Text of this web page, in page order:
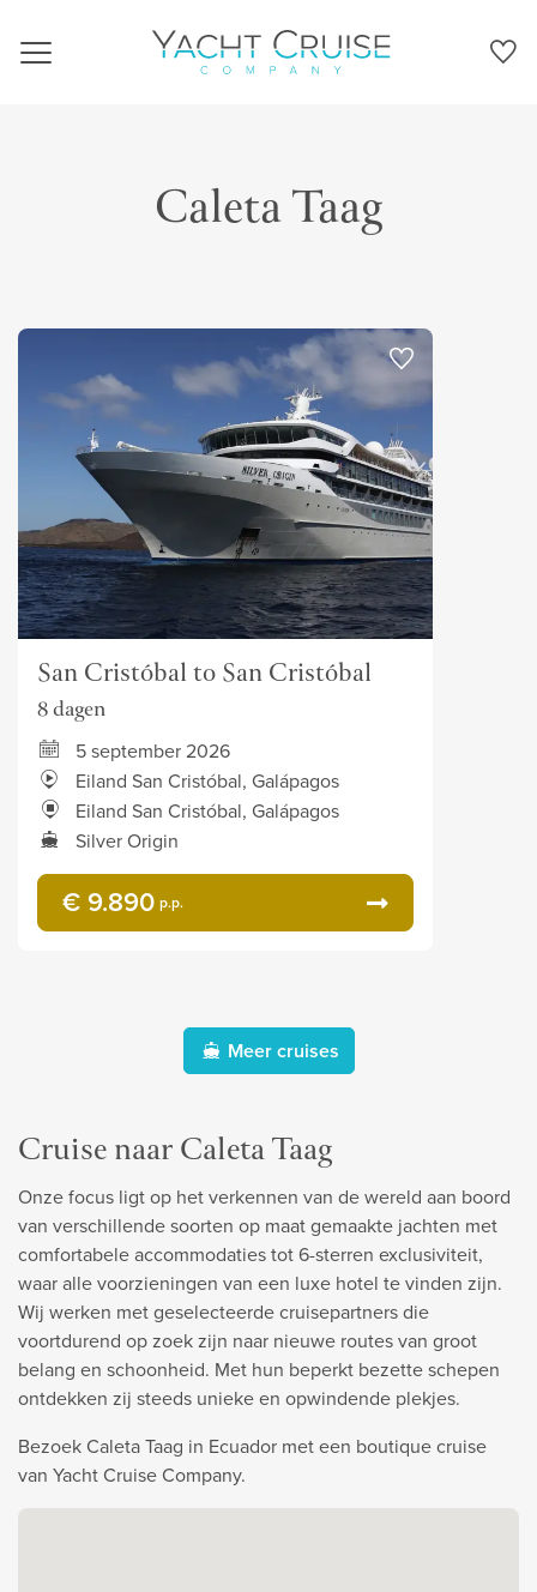
Navigation
Caleta Taag
San Cristóbal to San Cristóbal
8 dagen
5 september 2026
Eiland San Cristóbal, Galápagos
Eiland San Cristóbal, Galápagos
Silver Origin
€ 9.890 p.p.
Meer cruises
Cruise naar Caleta Taag
Onze focus ligt op het verkennen van de wereld aan boord
van verschillende soorten op maat gemaakte jachten met
comfortabele accommodaties tot 6-sterren exclusiviteit,
waar alle voorzieningen van een luxe hotel te vinden zijn.
Wij werken met geselecteerde cruisepartners die
voortdurend op zoek zijn naar nieuwe routes van groot
belang en schoonheid. Met hun beperkt bezette schepen
ontdekken zij steeds unieke en opwindende plekjes.
Bezoek Caleta Taag in Ecuador met een boutique cruise
van Yacht Cruise Company.